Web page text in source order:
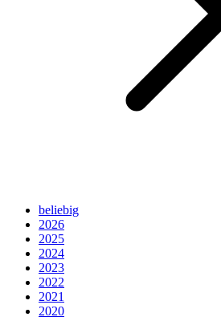
beliebig
2026
2025
2024
2023
2022
2021
2020